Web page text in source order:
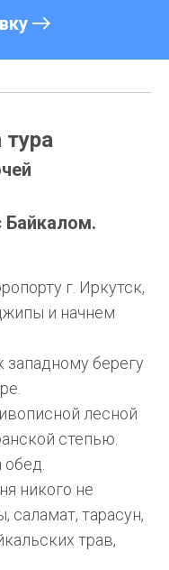
Байкалом.
г. Иркутск,
и начнем
берегу
лесной
степью.
никого не
саламат, тарасун,
трав,